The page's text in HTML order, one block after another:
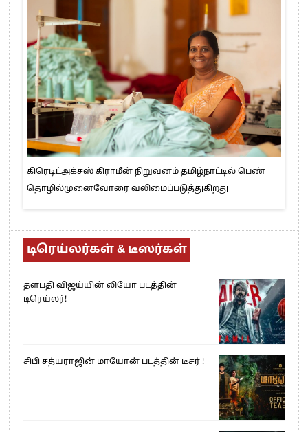
கிரெடிட்அக்சஸ் கிராமீன் நிறுவனம் தமிழ்நாட்டில் பெண்
தொழில்முனைவோரை வலிமைப்படுத்துகிறது
டிரெய்லர்கள் & டீஸர்கள்
தளபதி விஜய்யின் லியோ படத்தின்
டிரெய்லர்!
சிபி சத்யராஜின் மாயோன் படத்தின் டீசர் !